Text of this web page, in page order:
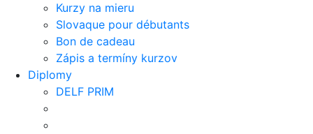
Kurzy na mieru
Slovaque pour débutants
Bon de cadeau
Zápis a termíny kurzov
Diplomy
DELF PRIM